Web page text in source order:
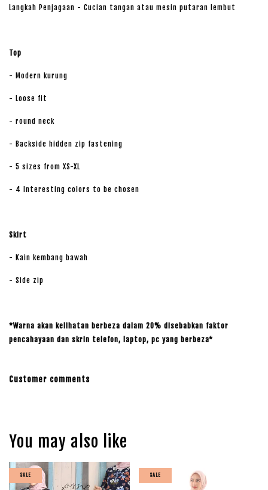
Langkah Penjagaan - Cucian tangan atau mesin putaran lembut
Top
- Modern kurung
- Loose fit
- round neck
- Backside hidden zip fastening
- 5 sizes from XS-XL
- 4 Interesting colors to be chosen
Skirt
- Kain kembang bawah
- Side zip
*Warna akan kelihatan berbeza dalam 20% disebabkan faktor
pencahayaan dan skrin telefon, laptop, pc yang berbeza*
Customer comments
You may also like
SALE SALE